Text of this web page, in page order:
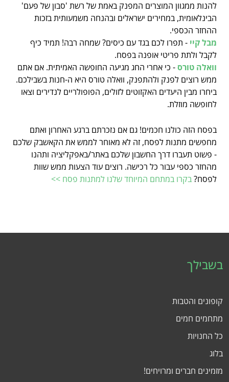
להנות ממגוון המוצרים המפנק באמת של רשת 'סבון של פעם'
הבינלאומית, במחירים ישראלים ובהנחה משמעותית בזכות
ההחזר הכספי.
מבל קיי - תפרו לכם בגד עם כיסים? שמחה רבה! תמיד כיף
לקבל ולתת פריטי אופנה בפסח.
וואלה טורס- כי אחרי החג מגיעה החופשה האמיתית. אם אתם
ממש רוצים לפנק ולהתפנק, וואלה טורס היא ה-חנות בשבילכם.
ביחרו מבין היעדים האקזוטים לזולים, הפופולריים לנדירים וצאו
לחופשה מוזלת.
בפסח הזה כולנו חכמים! גם אם נזכרתם ברגע האחרון ואתם
מחפשים מתנות לפסח, זה לא מאוחר לממש את הקאשבק שלכם
- פשוט תעברו דרך החשבון שלכם באתר/באפקליציה ותהנו
מהחזר כספי עבור כל רכישה. רוצים עוד הצעות ממש שוות
לפסח?בקרו במתחם המיוחד שלנו למתנות פסח >>
בשבילך
קופונים והטבות
מתחמים חמים
כל החנויות
בלוג
מזמינים חברים ומרויחים!